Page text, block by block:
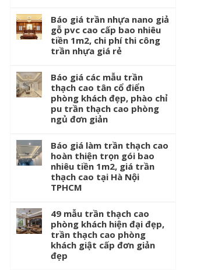
Báo giá trần nhựa nano giả
gỗ pvc cao cấp bao nhiêu
tiền 1m2, chi phí thi công
trần nhựa giá rẻ
Báo giá các mẫu trần
thạch cao tân cổ điển
phòng khách đẹp, phào chỉ
pu trần thạch cao phòng
ngủ đơn giản
Báo giá làm trần thạch cao
hoàn thiện trọn gói bao
nhiêu tiền 1m2, giá trần
thạch cao tại Hà Nội
TPHCM
49 mẫu trần thạch cao
phòng khách hiện đại đẹp,
trần thạch cao phòng
khách giật cấp đơn giản
đẹp